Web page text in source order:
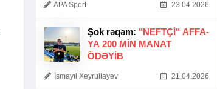
APA Sport 23.04.2026
Şok rəqəm: "NEFTÇI" AFFA-
YA 200 MIN MANAT
ÖDƏYIB
İsmayıl Xeyrullayev 21.04.2026